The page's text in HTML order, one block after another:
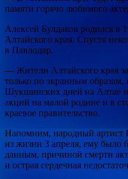
памяти горячо любимого
Алексей Булдаков родился в
Алтайского края. Спустя
в Павлодар.
— Жители Алтайского края
только по экранным образам,
Шукшинских дней на Алтае
акций на малой родине и в
краевое правительство.
Напомним, народный артист
из жизни 3 апреля, ему было
данным, причиной смерти
и острая сердечная